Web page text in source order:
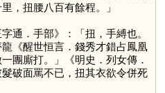
，扭腰八百有餘程。」
通．手部》：「扭，手縛也。
《醒世恒言．錢秀才錯占鳳凰
團廝打。」《明史．列女傳．
破面罵不已，扭其衣欲令併死